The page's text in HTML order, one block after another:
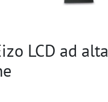
LCD ad alta